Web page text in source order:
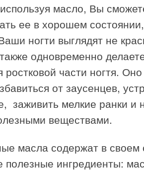
масло, Вы
ее в хорошем
ногти выглядят не
одновременно
части ногтя.
от заусенцев,
заживить мелкие ранки и
веществами.
масла содержат в своем
ингредиенты: